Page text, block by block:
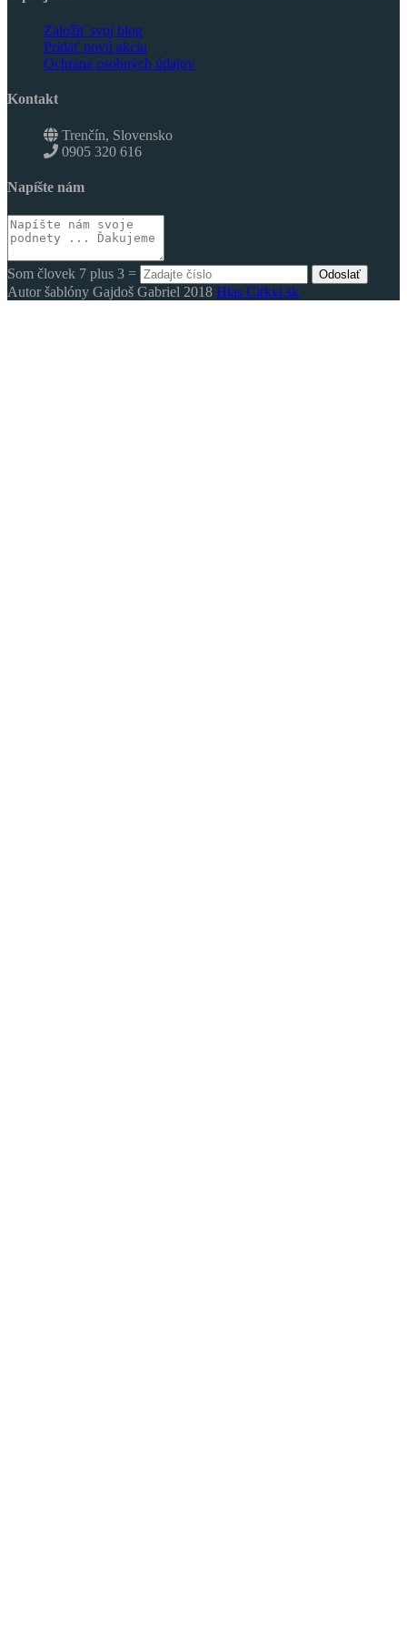
Založiť svoj blog
Pridať novú akciu
Ochrana osobných údajov
Kontakt
Trenčín, Slovensko
0905 320 616
Napíšte nám
Som človek 7 plus 3 = Odoslať
Autor šablóny Gajdoš Gabriel 2018 Hlas Cirkvi.sk